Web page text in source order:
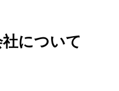
について